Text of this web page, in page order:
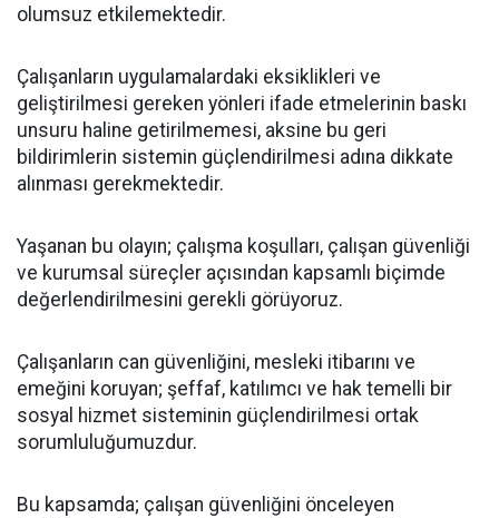
olumsuz etkilemektedir.
Çalışanların uygulamalardaki eksiklikleri ve
geliştirilmesi gereken yönleri ifade etmelerinin baskı
unsuru haline getirilmemesi, aksine bu geri
bildirimlerin sistemin güçlendirilmesi adına dikkate
alınması gerekmektedir.
Yaşanan bu olayın; çalışma koşulları, çalışan güvenliği
ve kurumsal süreçler açısından kapsamlı biçimde
değerlendirilmesini gerekli görüyoruz.
Çalışanların can güvenliğini, mesleki itibarını ve
emeğini koruyan; şeffaf, katılımcı ve hak temelli bir
sosyal hizmet sisteminin güçlendirilmesi ortak
sorumluluğumuzdur.
Bu kapsamda; çalışan güvenliğini önceleyen